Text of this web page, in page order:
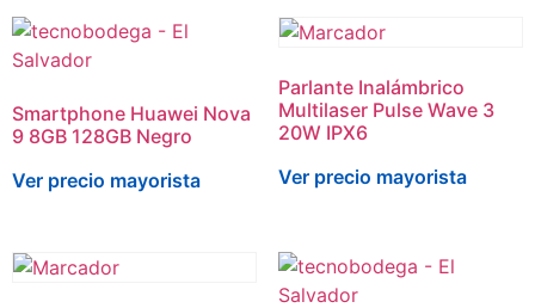
Smartphone Huawei Nova
9 8GB 128GB Negro
Ver precio mayorista
Parlante Inalámbrico
Multilaser Pulse Wave 3
20W IPX6
Ver precio mayorista